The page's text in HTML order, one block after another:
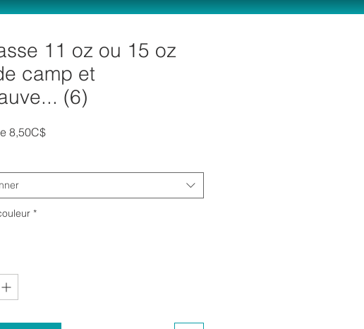
11 oz ou 15 oz
camp et
(6)
8,50C$Prix
*